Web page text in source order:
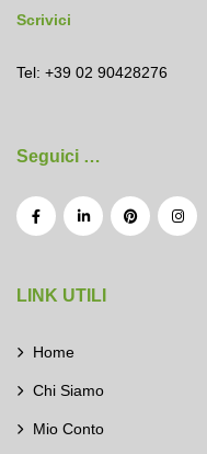
Scrivici
Tel: +39 02 90428276
Seguici …
LINK UTILI
Home
Chi Siamo
Mio Conto